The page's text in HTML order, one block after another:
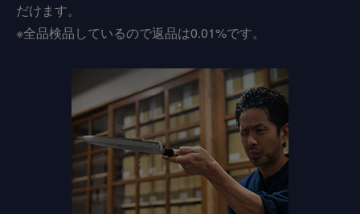
だけます。
※全品検品しているので返品は0.01%です。